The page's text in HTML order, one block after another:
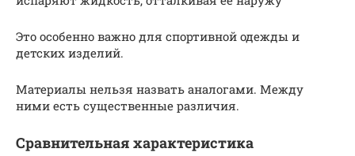
Это особенно важно для спортивной одежды и
детских изделий.
Материалы нельзя назвать аналогами. Между
ними есть существенные различия.
Сравнительная характеристика